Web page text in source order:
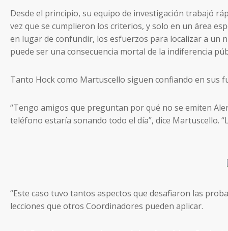
Desde el principio, su equipo de investigación trabajó
vez que se cumplieron los criterios, y solo en un área
en lugar de confundir, los esfuerzos para localizar a un
puede ser una consecuencia mortal de la indiferencia
Tanto Hock como Martuscello siguen confiando en sus
“Tengo amigos que preguntan por qué no se emiten
teléfono estaría sonando todo el día”, dice Martuscello.
“Este caso tuvo tantos aspectos que desafiaron las
lecciones que otros Coordinadores pueden aplicar.